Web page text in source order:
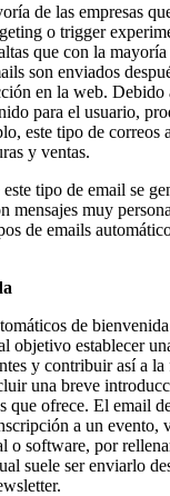
de las empresas
o trigger
que con la
son enviados
en la web.
para el usuario,
este tipo de correos
y ventas.
tipo de email se
mensajes muy
de emails
de
objetivo establecer
y contribuir así a
una breve
que ofrece. El email
a un evento,
o software, por
suele ser enviarlo